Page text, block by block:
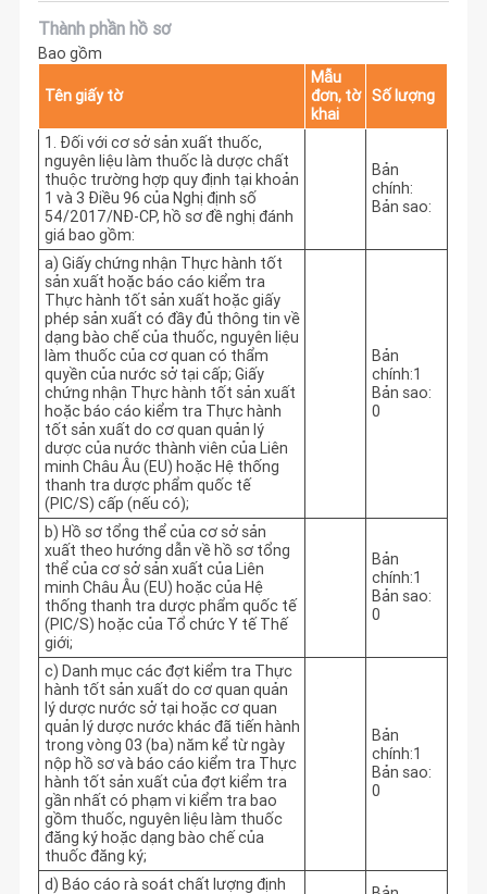
Thành phần hồ sơ
Bao gồm
Tên giấy tờ
Mẫu
đơn, tờ
khai
Số lượng
1. Đối với cơ sở sản xuất thuốc,
nguyên liệu làm thuốc là dược chất
thuộc trường hợp quy định tại khoản
1 và 3 Điều 96 của Nghị định số
54/2017/NĐ-CP, hồ sơ đề nghị đánh
giá bao gồm:
Bản
chính:
Bản sao:
a) Giấy chứng nhận Thực hành tốt
sản xuất hoặc báo cáo kiểm tra
Thực hành tốt sản xuất hoặc giấy
phép sản xuất có đầy đủ thông tin về
dạng bào chế của thuốc, nguyên liệu
làm thuốc của cơ quan có thẩm
quyền của nước sở tại cấp; Giấy
chứng nhận Thực hành tốt sản xuất
hoặc báo cáo kiểm tra Thực hành
tốt sản xuất do cơ quan quản lý
dược của nước thành viên của Liên
minh Châu Âu (EU) hoặc Hệ thống
thanh tra dược phẩm quốc tế
(PIC/S) cấp (nếu có);
Bản
chính:1
Bản sao:
0
b) Hồ sơ tổng thể của cơ sở sản
xuất theo hướng dẫn về hồ sơ tổng
thể của cơ sở sản xuất của Liên
minh Châu Âu (EU) hoặc của Hệ
thống thanh tra dược phẩm quốc tế
(PIC/S) hoặc của Tổ chức Y tế Thế
giới;
Bản
chính:1
Bản sao:
0
c) Danh mục các đợt kiểm tra Thực
hành tốt sản xuất do cơ quan quản
lý dược nước sở tại hoặc cơ quan
quản lý dược nước khác đã tiến hành
trong vòng 03 (ba) năm kể từ ngày
nộp hồ sơ và báo cáo kiểm tra Thực
hành tốt sản xuất của đợt kiểm tra
gần nhất có phạm vi kiểm tra bao
gồm thuốc, nguyên liệu làm thuốc
đăng ký hoặc dạng bào chế của
thuốc đăng ký;
Bản
chính:1
Bản sao:
0
d) Báo cáo rà soát chất lượng định